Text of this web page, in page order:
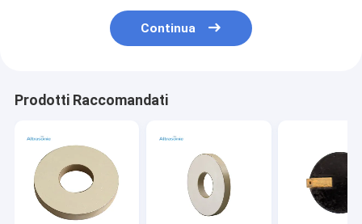
Continua
Prodotti Raccomandati